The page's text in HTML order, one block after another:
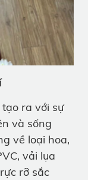
tạo ra với sự
và sống
về loại hoa,
vải lụa
rỡ sắc